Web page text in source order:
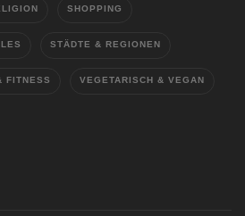
SHOPPING
STÄDTE & REGIONEN
FITNESS VEGETARISCH & VEGAN